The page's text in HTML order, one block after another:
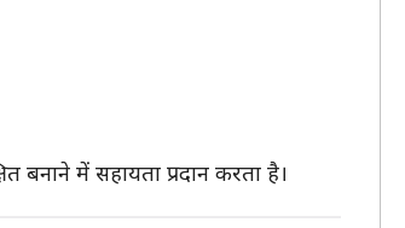
में सहायता प्रदान करता है।